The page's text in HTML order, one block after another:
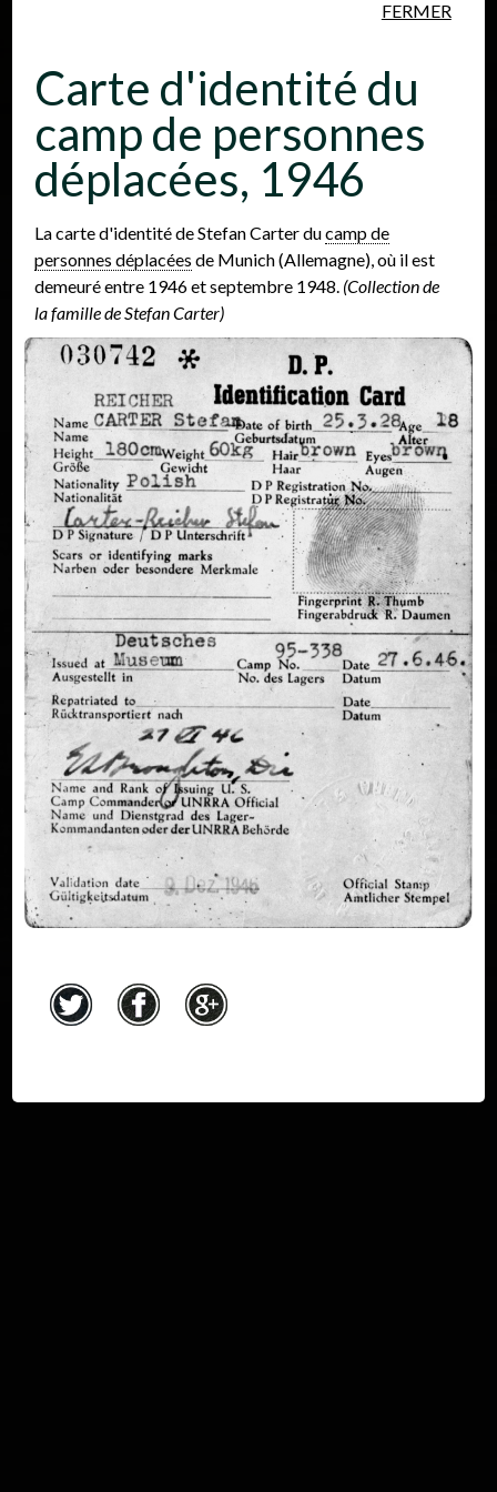
Personnes Lieux Événements
Carte d'identité du
camp de personnes
déplacées, 1946
FERMER
La carte d'identité de Stefan Carter ducamp de
personnes déplacées de Munich (Allemagne), où il est
demeuré entre 1946 et septembre 1948. (Collection de
la famille de Stefan Carter)